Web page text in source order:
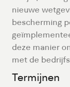
nieuwe
bescherming
deze manier
met de
Termijnen